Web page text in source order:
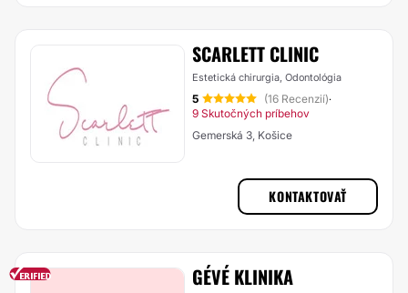
SCARLETT CLINIC
Estetická chirurgia, Odontológia
5 (16 Recenzií)·
9 Skutočných príbehov
Gemerská 3, Košice
KONTAKTOVAŤ
GÉVÉ KLINIKA